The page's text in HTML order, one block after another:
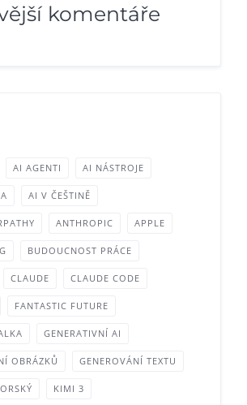
komentáře
AI AGENTI AI NÁSTROJE
AI V ČEŠTINĚ
ANTHROPIC APPLE
BUDOUCNOST PRÁCE
CLAUDE CLAUDE CODE
FANTASTIC FUTURE
GENERATIVNÍ AI
OBRÁZKŮ GENEROVÁNÍ TEXTU
KIMI 3